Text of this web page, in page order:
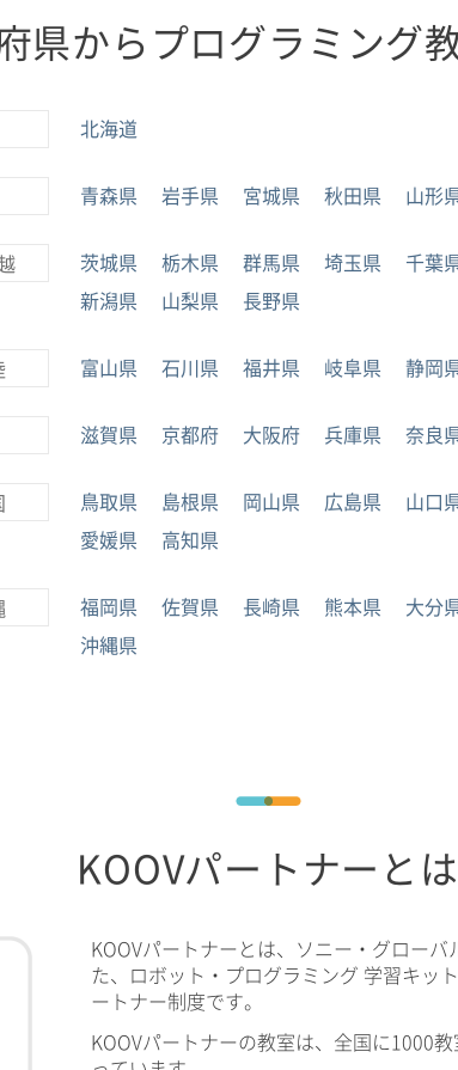
県からプログラミング
北海道
青森県 岩手県 宮城県 秋田県 山形
茨城県 栃木県 群馬県 埼玉県 千葉
新潟県
山梨県 長野県
富山県 石川県 福井県 岐阜県 静岡
滋賀県 京都府 大阪府 兵庫県 奈良
鳥取県 島根県 岡山県 広島県 山口
愛媛県
高知県
福岡県 佐賀県 長崎県 熊本県 大分
沖縄県
KOOVパートナーとは
KOOVパートナーとは、ソニー・グロー
た、ロボット・プログラミング 学習キッ
ートナー制度です。
KOOVパートナーの教室は、全国に1000